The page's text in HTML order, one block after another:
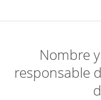
Nombre
responsable